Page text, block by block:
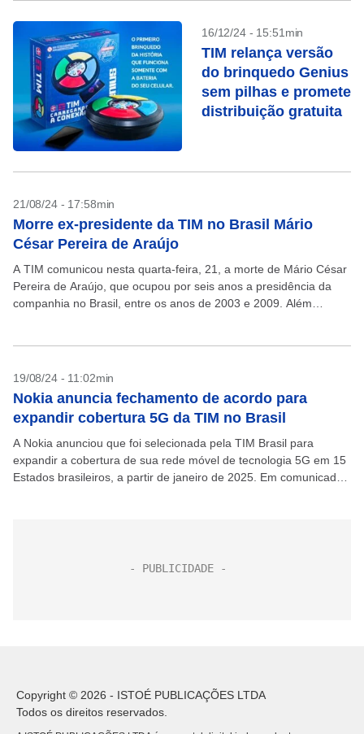
16/12/24 - 15:51min
TIM relança versão
do brinquedo Genius
sem pilhas e promete
distribuição gratuita
21/08/24 - 17:58min
Morre ex-presidente da TIM no Brasil Mário
César Pereira de Araújo
A TIM comunicou nesta quarta-feira, 21, a morte de Mário César
Pereira de Araújo, que ocupou por seis anos a presidência da
companhia no Brasil, entre os anos de 2003 e 2009. Além
19/08/24 - 11:02min
Nokia anuncia fechamento de acordo para
expandir cobertura 5G da TIM no Brasil
A Nokia anunciou que foi selecionada pela TIM Brasil para
expandir a cobertura de sua rede móvel de tecnologia 5G em 15
Estados brasileiros, a partir de janeiro de 2025. Em comunicado
Copyright © 2026 - ISTOÉ PUBLICAÇÕES LTDA
Todos os direitos reservados.